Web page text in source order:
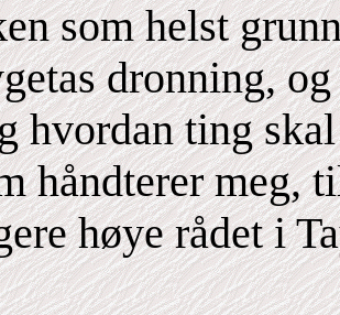
som helst
dronning,
hvordan ting
håndterer meg,
høye rådet i